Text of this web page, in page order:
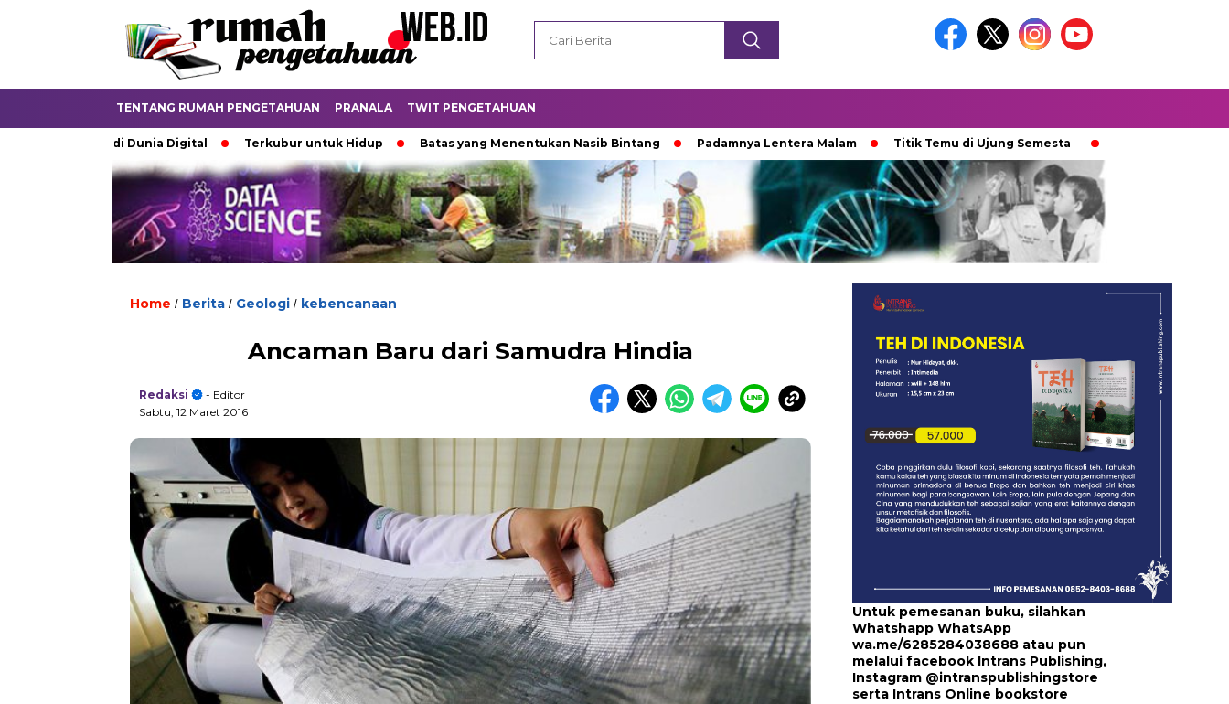
TENTANG RUMAH PENGETAHUAN PRANALA TWIT PENGETAHUAN
di Dunia Digital Terkubur untuk Hidup Batas yang Menentukan Nasib Bintang Padamnya Lentera Malam Titik Temu di Ujung Semesta Ketika Ijazah Analog
Home / Berita / Geologi / kebencanaan
Ancaman Baru dari Samudra Hindia
Redaksi
- Editor
Sabtu, 12 Maret 2016
Untuk pemesanan buku, silahkan
Whatshapp WhatsApp
wa.me/6285284038688 atau pun
melalui facebook Intrans Publishing,
Instagram @intranspublishingstore
serta Intrans Online bookstore